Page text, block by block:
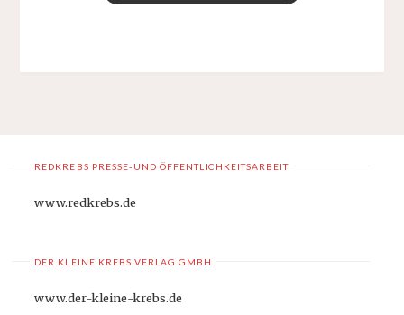
REDKREBS PRESSE-UND ÖFFENTLICHKEITSARBEIT
www.redkrebs.de
DER KLEINE KREBS VERLAG GMBH
www.der-kleine-krebs.de